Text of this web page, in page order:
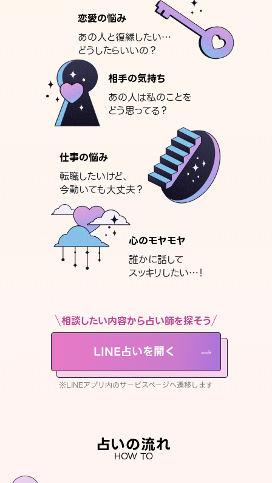
恋愛の悩み
あの人と復縁したい…
どうしたらいいの？
相手の気持ち
あの人は私のことを
どう思ってる？
仕事の悩み
転職したいけど、
今動いても大丈夫？
心のモヤモヤ
誰かに話して
スッキリしたい…！
相談したい内容から占い師を探そう
LINE占いを開く
※LINEアプリ内のサービスページへ遷移します
占いの流れ
HOW TO